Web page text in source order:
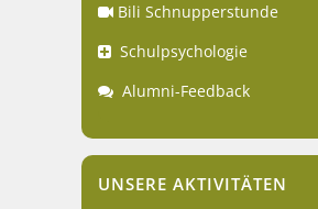
Bili Schnupperstunde
Schulpsychologie
Alumni-Feedback
UNSERE AKTIVITÄTEN